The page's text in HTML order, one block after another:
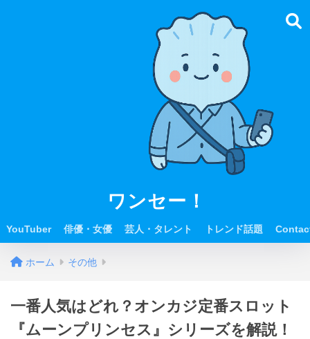
ワンセー！
YouTuber 俳優・女優 芸人・タレント トレンド話題
ホーム その他
一番人気はどれ？オンカジ定番スロット
『ムーンプリンセス』シリーズを解説！